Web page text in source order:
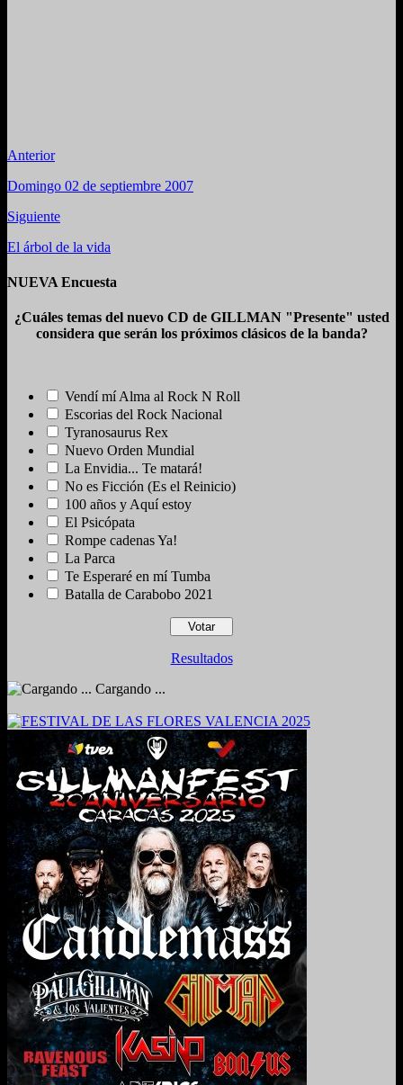
Anterior
Domingo 02 de septiembre 2007
Siguiente
El árbol de la vida
NUEVA Encuesta
¿Cuáles temas del nuevo CD de GILLMAN "Presente" usted
considera que serán los próximos clásicos de la banda?
Vendí mí Alma al Rock N Roll
Escorias del Rock Nacional
Tyranosaurus Rex
Nuevo Orden Mundial
La Envidia... Te matará!
No es Ficción (Es el Reinicio)
100 años y Aquí estoy
El Psicópata
Rompe cadenas Ya!
La Parca
Te Esperaré en mí Tumba
Batalla de Carabobo 2021
Resultados
Cargando ...